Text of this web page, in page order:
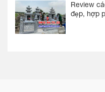
Review
đẹp, hợp